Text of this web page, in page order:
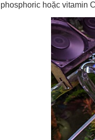
phosphoric hoặc vitamin